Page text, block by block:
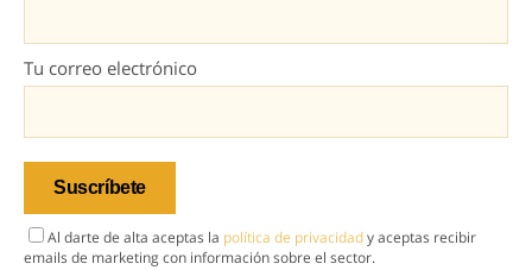
Tu correo electrónico
Al darte de alta aceptas la política de privacidady aceptas recibir
emails de marketing con información sobre el sector.